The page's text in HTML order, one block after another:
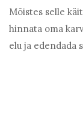
Mõistes selle
hinnata oma
elu ja edendada